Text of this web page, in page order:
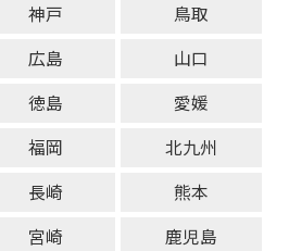
神戸
鳥取
広島
山口
徳島
愛媛
福岡
北九州
長崎
熊本
宮崎
鹿児島